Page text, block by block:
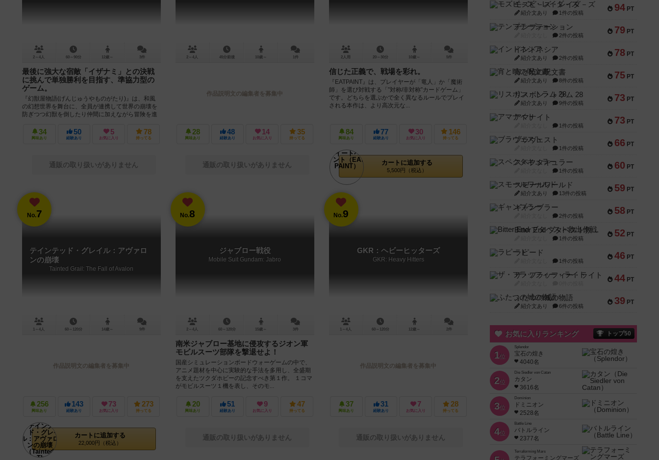
2～4人 60～90分 12歳～ 3件
最後に強大な宿敵「イザナミ」との決戦
に挑んで単独勝利を目指す、準協力型の
ゲーム。
『幻獣屋物語(げんじゅうやものがたり)』は、和風
の幻想世界を舞台に、全員が連携して世界の崩壊を
防ぎつつ幻獣を倒したり仲間に加えながら冒険を進
34
興味あり
50
経験あり
5
お気に入り
78
持ってる
通販の取り扱いがありません
2～4人 45分前後 10歳～ 1件
作品説明文の編集者を募集中
28
興味あり
48
経験あり
14
お気に入り
35
持ってる
通販の取り扱いがありません
2人用 20～30分 10歳～ 5件
信じた正義で、戦場を彩れ。
『EATPAINT』は、プレイヤーが「竜人」か「魔術
師」を選び対戦する「”対称/非対称”カードゲーム」
です。どちらを選ぶかで全く異なるルールでプレイ
される本作は、より高次元な...
84
興味あり
77
経験あり
30
お気に入り
146
持ってる
カートに追加する
5,500円（税込）
No.7
テインテッド・グレイル：アヴァロ
ンの崩壊
Tainted Grail: The Fall of Avalon
1～4人 60～120分 14歳～ 9件
作品説明文の編集者を募集中
256
興味あり
143
経験あり
73
お気に入り
273
持ってる
カートに追加する
22,000円（税込）
No.8
ジャブロー戦役
Mobile Suit Gundam: Jabro
2～4人 60～120分 15歳～ 3件
南米ジャブロー基地に侵攻するジオン軍
モビルスーツ部隊を撃退せよ！
国産シミュレーションボードウォーゲームの中で、
アニメ題材を中心に実験的な手法を多用し、全盛期
を支えたツクダホビーの記念すべき第１作。 １コマ
がモビルスーツ１機を表し、そのモ...
20
興味あり
51
経験あり
9
お気に入り
47
持ってる
通販の取り扱いがありません
No.9
GKR：ヘビーヒッターズ
GKR: Heavy Hitters
1～4人 60～120分 12歳～ 2件
作品説明文の編集者を募集中
37
興味あり
31
経験あり
7
お気に入り
28
持ってる
通販の取り扱いがありません
94 PT
モズビ－ズ・レイダ－ズ
紹介文あり 1件の投稿
79 PT
テンプテーション
2件の投稿
78 PT
インドネシア
紹介文あり 2件の投稿
75 PT
宵と暁の呪文書
紹介文あり 8件の投稿
73 PT
リスボン・トラム 28
紹介文あり 9件の投稿
73 PT
アマナイト
1件の投稿
66 PT
ブラヴェスト
1件の投稿
60 PT
スペクタキュラー
1件の投稿
59 PT
スモールワールド
紹介文あり 13件の投稿
58 PT
ギャンブラー
2件の投稿
52 PT
Bitter End ブタペスト救出作戦
1件の投稿
46 PT
ラピード
1件の投稿
44 PT
ザ・フラッフィー・ライト
39 PT
ふたつの城の物語
紹介文あり 6件の投稿
お気に入りランキング トップ50
1位
Splendor
宝石の煌き
4040名
2位
Die Siedler von Catan
カタン
3616名
3位
Dominion
ドミニオン
2528名
4位
Battle Line
バトルライン
2377名
Terraforming Mars
テラフォーミングマーズ